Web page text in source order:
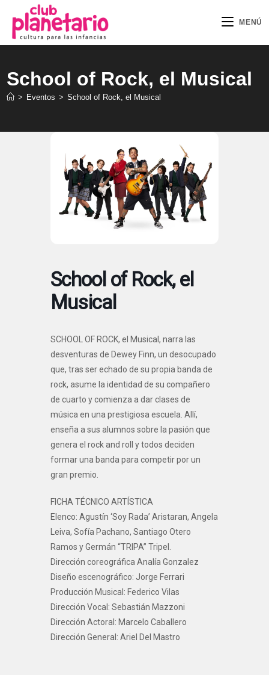
contenido
MENÚ
School of Rock, el Musical
> Eventos > School of Rock, el Musical
School of Rock, el
Musical
SCHOOL OF ROCK, el Musical, narra las
desventuras de Dewey Finn, un desocupado
que, tras ser echado de su propia banda de
rock, asume la identidad de su compañero
de cuarto y comienza a dar clases de
música en una prestigiosa escuela. Allí,
enseña a sus alumnos sobre la pasión que
genera el rock and roll y todos deciden
formar una banda para competir por un
gran premio.
FICHA TÉCNICO ARTÍSTICA
Elenco: Agustín ‘Soy Rada’ Aristaran, Angela
Leiva, Sofía Pachano, Santiago Otero
Ramos y Germán “TRIPA” Tripel.
Dirección coreográfica Analía Gonzalez
Diseño escenográfico: Jorge Ferrari
Producción Musical: Federico Vilas
Dirección Vocal: Sebastián Mazzoni
Dirección Actoral: Marcelo Caballero
Dirección General: Ariel Del Mastro